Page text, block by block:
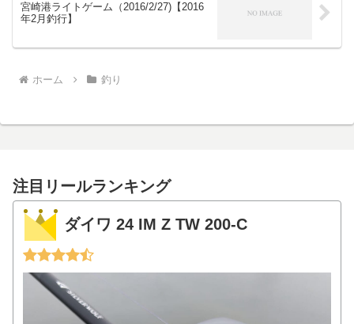
宮崎港ライトゲーム（2016/2/27)【2016
年2月釣行】
ホーム 釣り
注目リールランキング
ダイワ 24 IM Z TW 200-C